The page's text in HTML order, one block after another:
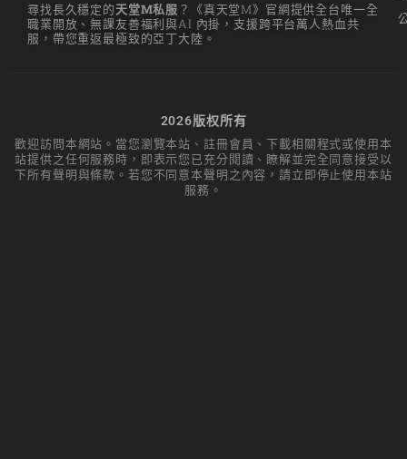
尋找長久穩定的天堂M私服 ？《真天堂M》官網提供全台唯一全
職業開放、無課友善福利與AI 內掛，支援跨平台萬人熱血共
服，帶您重返最極致的亞丁大陸。
2026版权所有
歡迎訪問本網站。當您瀏覽本站、註冊會員、下載相關程式或使用本
站提供之任何服務時，即表示您已充分閱讀、瞭解並完全同意接受以
下所有聲明與條款。若您不同意本聲明之內容，請立即停止使用本站
服務。